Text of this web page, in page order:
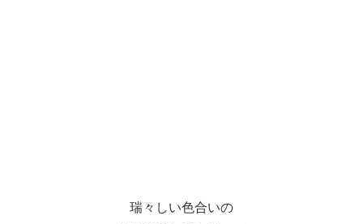
瑞々しい色合いの